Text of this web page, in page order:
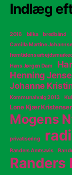
Indlæg
2016 bilka bredbånd
Camilla Martine
fremtidens
Hans Jørgen Dam
Henning
Johanne
Kommunalvalg 2013
Lone Kjær
Mogens
privatisering
Randers Amtsavis
Randers